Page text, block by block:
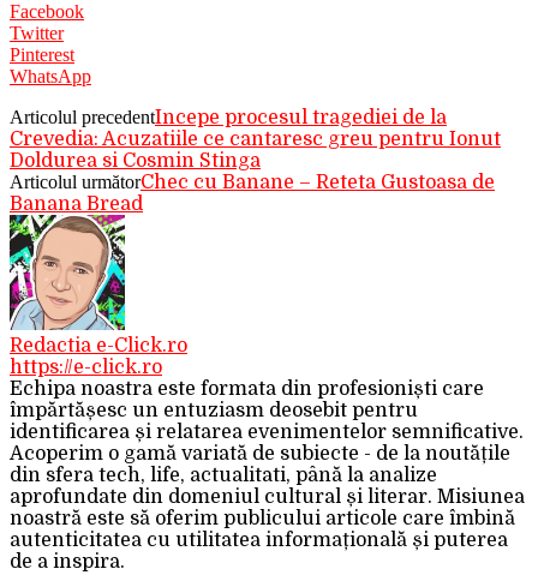
Facebook
Twitter
Pinterest
WhatsApp
Articolul precedentIncepe procesul tragediei de la
Crevedia: Acuzatiile ce cantaresc greu pentru Ionut
Doldurea si Cosmin Stinga
Articolul următorChec cu Banane – Reteta Gustoasa de
Banana Bread
Redactia e-Click.ro
https://e-click.ro
Echipa noastra este formata din profesioniști care
împărtășesc un entuziasm deosebit pentru
identificarea și relatarea evenimentelor semnificative.
Acoperim o gamă variată de subiecte - de la noutățile
din sfera tech, life, actualitati, până la analize
aprofundate din domeniul cultural și literar. Misiunea
noastră este să oferim publicului articole care îmbină
autenticitatea cu utilitatea informațională și puterea
de a inspira.